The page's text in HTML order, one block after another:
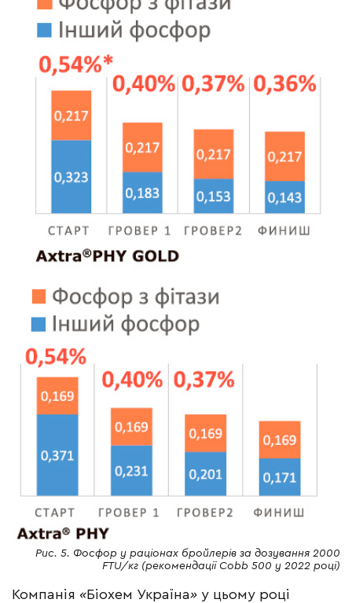
Рис. 5. Фосфор у раціонах бройлерів за дозування 2000
FTU/кг (рекомендації Cobb 500 у 2022 році)
Компанія «Біохем Україна» у цьому році